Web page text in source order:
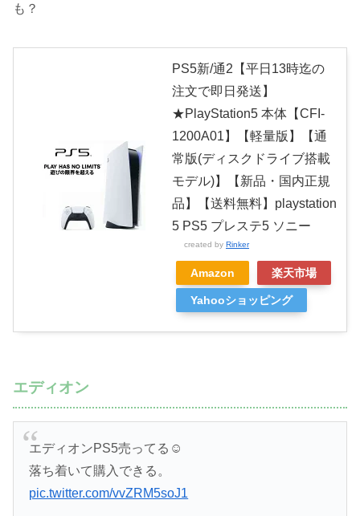
も？
PS5新/通2【平日13時迄の
注文で即日発送】
★PlayStation5 本体【CFI-
1200A01】【軽量版】【通
常版(ディスクドライブ搭載
モデル)】【新品・国内正規
品】【送料無料】playstation
5 PS5 プレステ5 ソニー
created by Rinker
Amazon 楽天市場
Yahooショッピング
エディオン
エディオンPS5売ってる☺️
落ち着いて購入できる。
pic.twitter.com/vvZRM5soJ1